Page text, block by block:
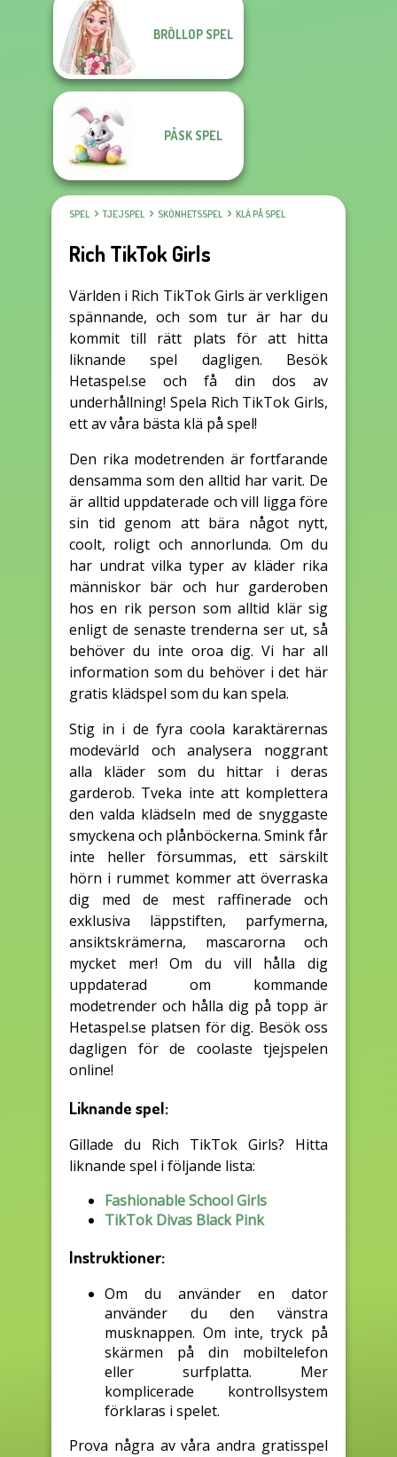
BRÖLLOP SPEL
PÅSK SPEL
SPEL TJEJSPEL SKÖNHETSSPEL KLÄ PÅ SPEL
Rich TikTok Girls
Världen i Rich TikTok Girls är verkligen
spännande, och som tur är har du
kommit till rätt plats för att hitta
liknande spel dagligen. Besök
Hetaspel.se och få din dos av
underhållning! Spela Rich TikTok Girls,
ett av våra bästa klä på spel!
Den rika modetrenden är fortfarande
densamma som den alltid har varit. De
är alltid uppdaterade och vill ligga före
sin tid genom att bära något nytt,
coolt, roligt och annorlunda. Om du
har undrat vilka typer av kläder rika
människor bär och hur garderoben
hos en rik person som alltid klär sig
enligt de senaste trenderna ser ut, så
behöver du inte oroa dig. Vi har all
information som du behöver i det här
gratis klädspel som du kan spela.
Stig in i de fyra coola karaktärernas
modevärld och analysera noggrant
alla kläder som du hittar i deras
garderob. Tveka inte att komplettera
den valda klädseln med de snyggaste
smyckena och plånböckerna. Smink får
inte heller försummas, ett särskilt
hörn i rummet kommer att överraska
dig med de mest raffinerade och
exklusiva läppstiften, parfymerna,
ansiktskrämerna, mascarorna och
mycket mer! Om du vill hålla dig
uppdaterad om kommande
modetrender och hålla dig på topp är
Hetaspel.se platsen för dig. Besök oss
dagligen för de coolaste tjejspelen
online!
Liknande spel:
Gillade du Rich TikTok Girls? Hitta
liknande spel i följande lista:
Fashionable School Girls
TikTok Divas Black Pink
Instruktioner:
Om du använder en dator
använder du den vänstra
musknappen. Om inte, tryck på
skärmen på din mobiltelefon
eller surfplatta. Mer
komplicerade kontrollsystem
förklaras i spelet.
Prova några av våra andra gratisspel